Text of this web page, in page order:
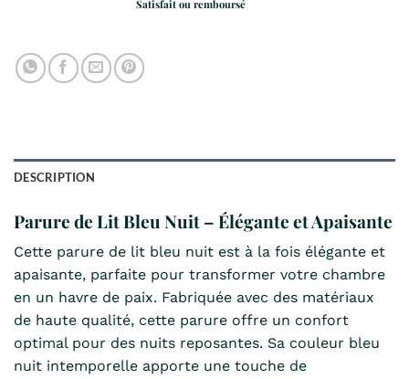
Satisfait ou remboursé
DESCRIPTION
Parure de Lit Bleu Nuit – Élégante et Apaisante
Cette parure de lit bleu nuit est à la fois élégante et
apaisante, parfaite pour transformer votre chambre
en un havre de paix. Fabriquée avec des matériaux
de haute qualité, cette parure offre un confort
optimal pour des nuits reposantes. Sa couleur bleu
nuit intemporelle apporte une touche de